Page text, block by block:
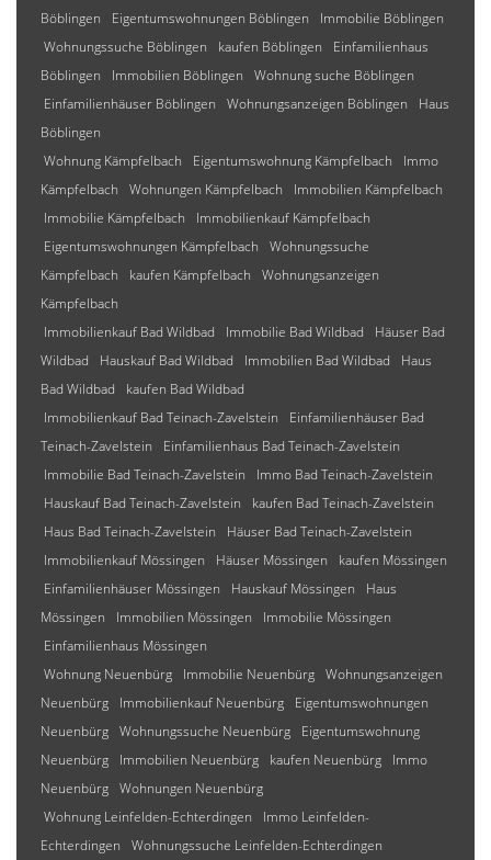
Böblingen
Eigentumswohnungen Böblingen
Immobilie Böblingen
Wohnungssuche Böblingen
kaufen Böblingen
Einfamilienhaus
Böblingen
Immobilien Böblingen
Wohnung suche Böblingen
Einfamilienhäuser Böblingen
Wohnungsanzeigen Böblingen
Haus
Böblingen
Wohnung Kämpfelbach
Eigentumswohnung Kämpfelbach
Immo
Kämpfelbach
Wohnungen Kämpfelbach
Immobilien Kämpfelbach
Immobilie Kämpfelbach
Immobilienkauf Kämpfelbach
Eigentumswohnungen Kämpfelbach
Wohnungssuche
Kämpfelbach
kaufen Kämpfelbach
Wohnungsanzeigen
Kämpfelbach
Immobilienkauf Bad Wildbad
Immobilie Bad Wildbad
Häuser Bad
Wildbad
Hauskauf Bad Wildbad Immobilien Bad Wildbad
Haus
Bad Wildbad
kaufen Bad Wildbad
Immobilienkauf Bad Teinach-Zavelstein
Einfamilienhäuser Bad
Teinach-Zavelstein
Einfamilienhaus Bad Teinach-Zavelstein
Immobilie Bad Teinach-Zavelstein
Immo Bad Teinach-Zavelstein
Hauskauf Bad Teinach-Zavelstein
kaufen Bad Teinach-Zavelstein
Haus Bad Teinach-Zavelstein
Häuser Bad Teinach-Zavelstein
Immobilienkauf Mössingen
Häuser Mössingen
kaufen Mössingen
Einfamilienhäuser Mössingen
Hauskauf Mössingen
Haus
Mössingen
Immobilien Mössingen
Immobilie Mössingen
Einfamilienhaus Mössingen
Wohnung Neuenbürg
Immobilie Neuenbürg Wohnungsanzeigen
Neuenbürg
Immobilienkauf Neuenbürg
Eigentumswohnungen
Neuenbürg Wohnungssuche Neuenbürg
Eigentumswohnung
Neuenbürg
Immobilien Neuenbürg kaufen Neuenbürg
Immo
Neuenbürg Wohnungen Neuenbürg
Wohnung Leinfelden-Echterdingen
Immo Leinfelden-
Echterdingen
Wohnungssuche Leinfelden-Echterdingen